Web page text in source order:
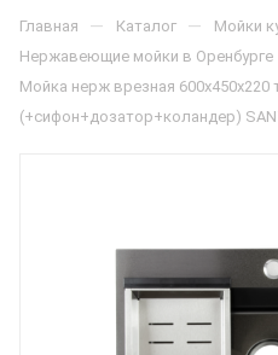
Главная — Каталог — Мойки
Нержавеющие мойки в Оренбурге
Мойка нерж врезная 600х450х220
(+сифон+дозатор+коландер)